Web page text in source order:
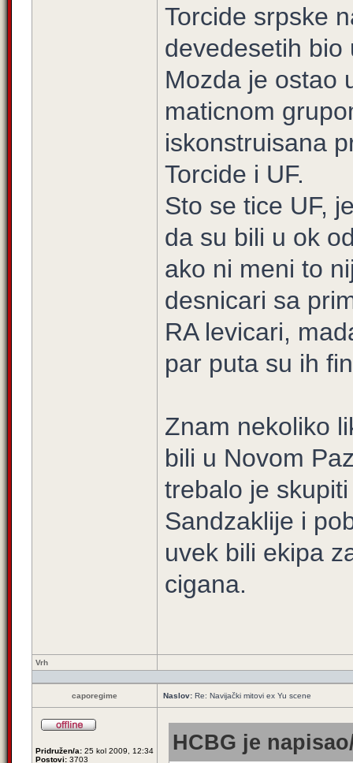
Torcide srpske
devedesetih bio
Mozda je ostao
maticnom
iskonstruisana
Torcide i UF.
Sto se tice UF,
da su bili u ok
ako ni meni to
desnicari sa
RA levicari,
par puta su ih
Znam nekoliko
bili u Novom
trebalo je
Sandzaklije i
uvek bili ekipa
cigana.
Vrh
caporegime Naslov: Re: Navijački mitovi ex Yu scene
Pridružen/a: 25 kol 2009, 12:34
Postovi: 3703
HCBG je